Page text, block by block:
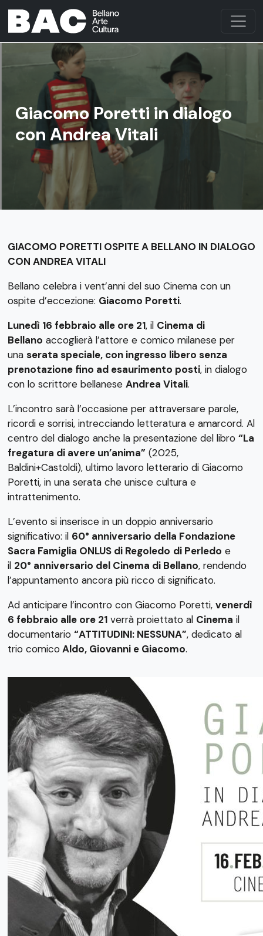
Giacomo Poretti in dialogo
con Andrea Vitali
GIACOMO PORETTI OSPITE A BELLANO IN DIALOGO
CON ANDREA VITALI
Bellano celebra i vent’anni del suo Cinema con un
ospite d’eccezione: Giacomo Poretti.
Lunedì 16 febbraio alle ore 21, il Cinema di
Bellano accoglierà l’attore e comico milanese per
una serata speciale, con ingresso libero senza
prenotazione fino ad esaurimento posti, in dialogo
con lo scrittore bellanese Andrea Vitali.
L’incontro sarà l’occasione per attraversare parole,
ricordi e sorrisi, intrecciando letteratura e amarcord. Al
centro del dialogo anche la presentazione del libro “La
fregatura di avere un’anima” (2025,
Baldini+Castoldi), ultimo lavoro letterario di Giacomo
Poretti, in una serata che unisce cultura e
intrattenimento.
L’evento si inserisce in un doppio anniversario
significativo: il 60° anniversario della Fondazione
Sacra Famiglia ONLUS di Regoledo di Perledo e
il 20° anniversario del Cinema di Bellano, rendendo
l’appuntamento ancora più ricco di significato.
Ad anticipare l’incontro con Giacomo Poretti, venerdì
6 febbraio alle ore 21verrà proiettato al Cinema il
documentario “ATTITUDINI: NESSUNA”, dedicato al
trio comicoAldo, Giovanni e Giacomo.